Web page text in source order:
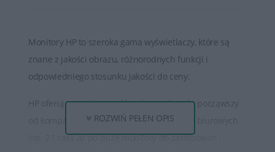
Monitory HP to szeroka gama wyświetlaczy, które są
znane z jakości obrazu, różnorodnych funkcji i
odpowiedniego stosunku jakości do ceny.
HP oferuje monitory o różnych rozmiarach, począwszy
od kompaktowych ekranów do zastosowań biurowych
(np. 21 cali), aż po duże monitory do zastosowań
ROZWIŃ PEŁEN OPIS